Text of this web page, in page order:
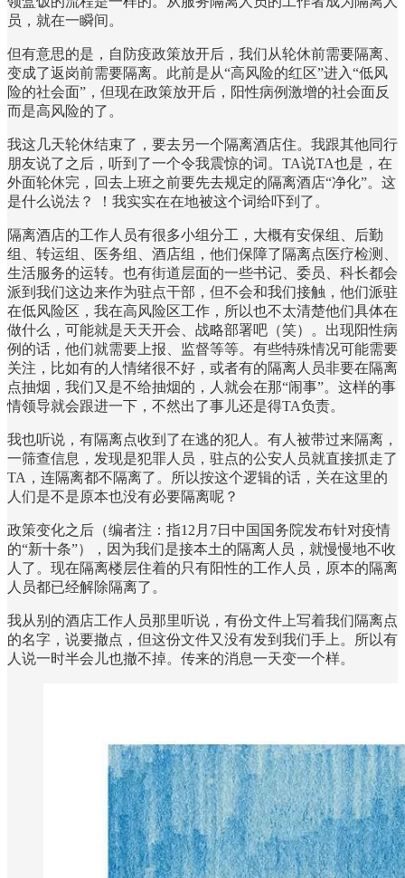
员，就在一瞬间。
但有意思的是，自防疫政策放开后，我们从轮休前需要隔离、
变成了返岗前需要隔离。此前是从“高风险的红区”进入“低风
险的社会面”，但现在政策放开后，阳性病例激增的社会面反
而是高风险的了。
我这几天轮休结束了，要去另一个隔离酒店住。我跟其他同行
朋友说了之后，听到了一个令我震惊的词。TA说TA也是，在
外面轮休完，回去上班之前要先去规定的隔离酒店“净化”。这
是什么说法？ ！我实实在在地被这个词给吓到了。
隔离酒店的工作人员有很多小组分工，大概有安保组、后勤
组、转运组、医务组、酒店组，他们保障了隔离点医疗检测、
生活服务的运转。也有街道层面的一些书记、委员、科长都会
派到我们这边来作为驻点干部，但不会和我们接触，他们派驻
在低风险区，我在高风险区工作，所以也不太清楚他们具体在
做什么，可能就是天天开会、战略部署吧（笑）。出现阳性病
例的话，他们就需要上报、监督等等。有些特殊情况可能需要
关注，比如有的人情绪很不好，或者有的隔离人员非要在隔离
点抽烟，我们又是不给抽烟的，人就会在那“闹事”。这样的事
情领导就会跟进一下，不然出了事儿还是得TA负责。
我也听说，有隔离点收到了在逃的犯人。有人被带过来隔离，
一筛查信息，发现是犯罪人员，驻点的公安人员就直接抓走了
TA，连隔离都不隔离了。所以按这个逻辑的话，关在这里的
人们是不是原本也没有必要隔离呢？
政策变化之后（编者注：指12月7日中国国务院发布针对疫情
的“新十条”），因为我们是接本土的隔离人员，就慢慢地不收
人了。现在隔离楼层住着的只有阳性的工作人员，原本的隔离
人员都已经解除隔离了。
我从别的酒店工作人员那里听说，有份文件上写着我们隔离点
的名字，说要撤点，但这份文件又没有发到我们手上。所以有
人说一时半会儿也撤不掉。传来的消息一天变一个样。